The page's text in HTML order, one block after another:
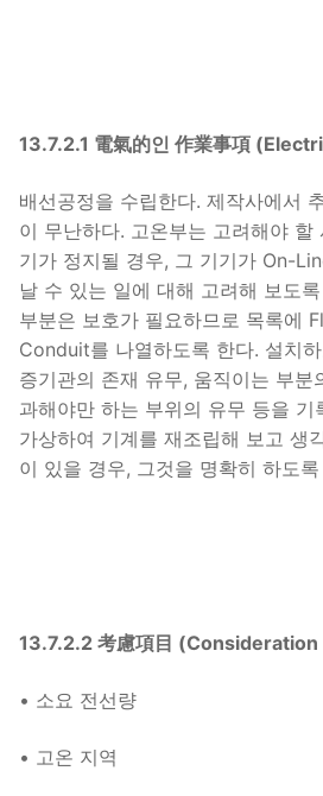
13.7.2.1 電氣的인 作業事項
배선공정을 수립한다. 제작사에서
이 무난하다. 고온부는 고려해야 할
기가 정지될 경우, 그 기기가 On-
날 수 있는 일에 대해 고려해 보도
부분은 보호가 필요하므로 목록에
Conduit를 나열하도록 한다. 설치
증기관의 존재 유무, 움직이는 부분
과해야만 하는 부위의 유무 등을 기
가상하여 기계를 재조립해 보고 생
이 있을 경우, 그것을 명확히 하도
13.7.2.2 考慮項目 (Consideration
• 소요 전선량
• 고온 지역